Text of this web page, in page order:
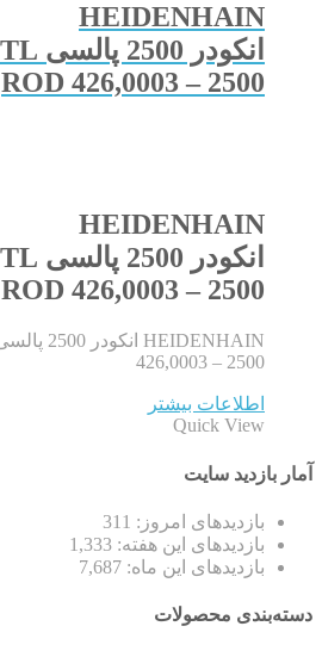
HEIDENHAIN
انکودر 2500 پالسی TTL مدل
ROD 426,0003 – 2500
HEIDENHAIN
انکودر 2500 پالسی TTL مدل
ROD 426,0003 – 2500
426,0003 – 2500
اطلاعات بیشتر
Quick View
آمار بازدید سایت
بازدیدهای امروز: 311
بازدیدهای این هفته: 1,333
بازدیدهای این ماه: 7,687
دسته‌بندی محصولات